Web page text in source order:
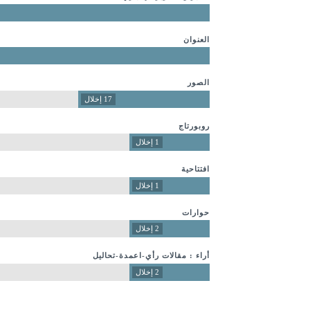
العنوان
الصور
17 إخلال
روبورتاج
1 إخلال
افتتاحية
1 إخلال
حوارات
2 إخلال
أراء : مقالات رأي-اعمدة-تحاليل
2 إخلال